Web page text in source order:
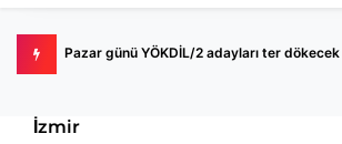
Pazar günü YÖKDİL/2 adayları ter dökecek
İzmir